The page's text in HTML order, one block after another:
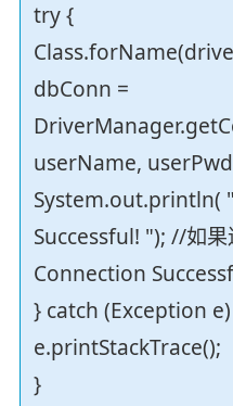
try {
dbConn =
userName,
System.out.println(
Successful! "); //如
Connection
} catch (Exception
e.printStackTrace();
}